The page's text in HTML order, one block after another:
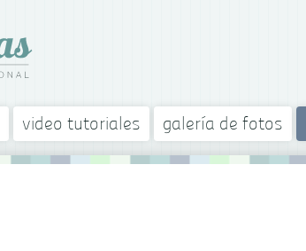
video tutoriales galería de fotos